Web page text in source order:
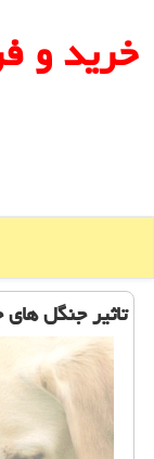
خرید و
تاثیر جنگل